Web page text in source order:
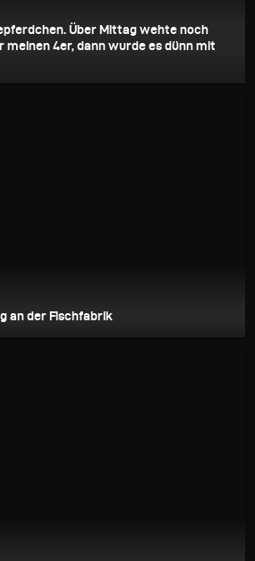
Über Mittag wehte noch
meinen 4er, dann wurde es dünn mit
an der Fischfabrik